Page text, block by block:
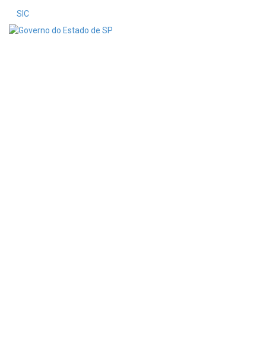
SIC